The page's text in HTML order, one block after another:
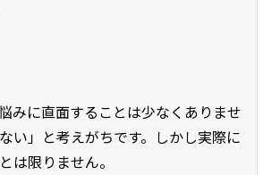
みに直面することは少なくありませ
い」と考えがちです。しかし実際に
は限りません。